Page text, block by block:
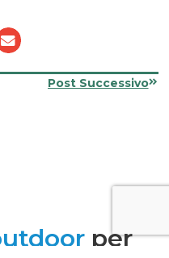
Post Successivo
per